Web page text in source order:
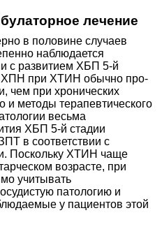
лечение
в половине случаев
наблюдается
с развитием ХБП 5-й
ХПН при ХТИН обычно про-
чем при хронических
и методы терапевтического
весьма
ХБП 5-й стадии
в соответствии с
Поскольку ХТИН чаще
возрасте, при
учитывать
патологию и
у пациентов этой